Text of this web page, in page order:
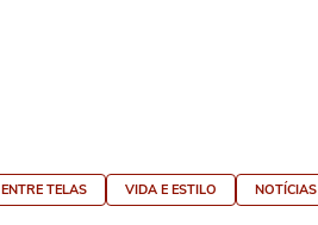
ENTRE TELAS VIDA E ESTILO NOTÍCIAS